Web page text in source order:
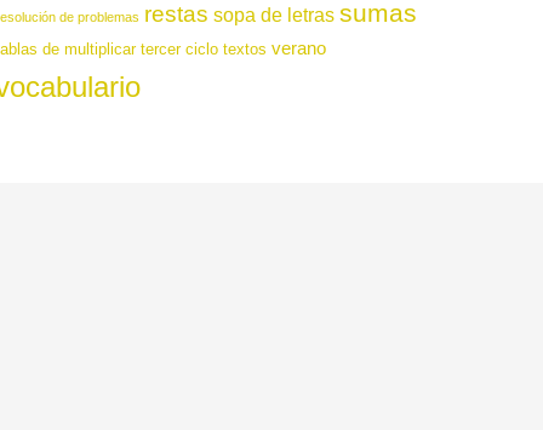
de problemas restas sopa de letras sumas
de multiplicar tercer ciclo textos verano